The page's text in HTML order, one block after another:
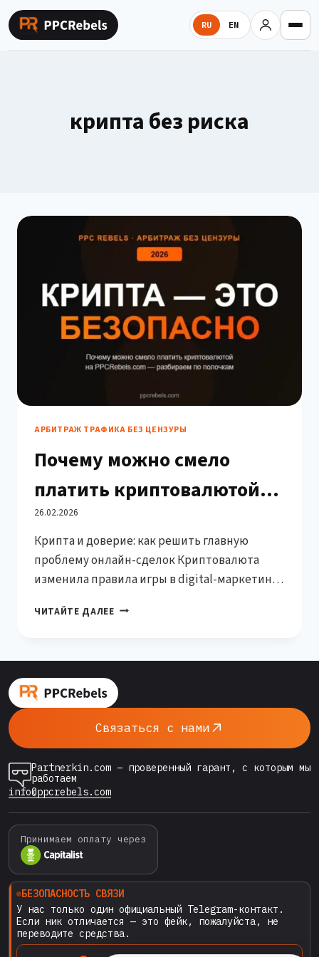
Перейти
содержимому
RU EN
крипта без риска
АРБИТРАЖ ТРАФИКА БЕЗ ЦЕНЗУРЫ
Почему можно смело
платить криптовалютой
на PPCRebels.com:
гарантия через Partnerkin
26.02.2026
Крипта и доверие: как решить главную
проблему онлайн-сделок Криптовалюта
изменила правила игры в digital-маркетинге.
анонимность, отсутствие банковских
арбитражников и специалистов по трафику
по всему миру. Однако у многих до сих пор
деньги при оплате незнакомому сервису….
ЧИТАЙТЕ ДАЛЕЕПОЧЕМУ
НА
PPCREBELS.COM:
ЧЕРЕЗ
Связаться с нами
Partnerkin.com – проверенный гарант, с которым мы
работаем
info@ppcrebels.com
Принимаем оплату через
БЕЗОПАСНОСТЬ СВЯЗИ
У нас только один официальный Telegram-контакт.
Если ник отличается — это фейк, пожалуйста, не
переводите средства.